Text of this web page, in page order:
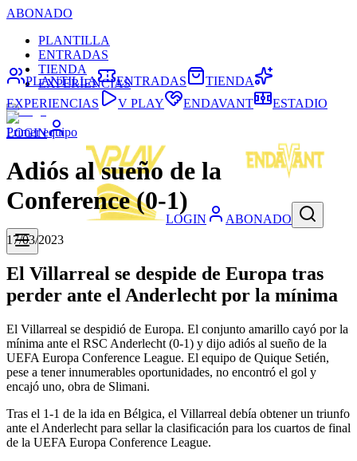
ABONADO
PLANTILLA
ENTRADAS
TIENDA
EXPERIENCIAS
LOGIN
LOGIN ABONADO
PLANTILLA ENTRADAS
TIENDA
EXPERIENCIAS
V PLAY ENDAVANT ESTADIO
Primer equipo
Adiós al sueño de la
Conference (0-1)
17/03/2023
El Villarreal se despide de Europa tras
perder ante el Anderlecht por la mínima
El Villarreal se despidió de Europa. El conjunto amarillo cayó por la
mínima ante el RSC Anderlecht (0-1) y dijo adiós al sueño de la
UEFA Europa Conference League. El equipo de Quique Setién,
pese a tener innumerables oportunidades, no encontró el gol y
encajó uno, obra de Slimani.
Tras el 1-1 de la ida en Bélgica, el Villarreal debía obtener un triunfo
ante el Anderlecht para sellar la clasificación para los cuartos de final
de la UEFA Europa Conference League.